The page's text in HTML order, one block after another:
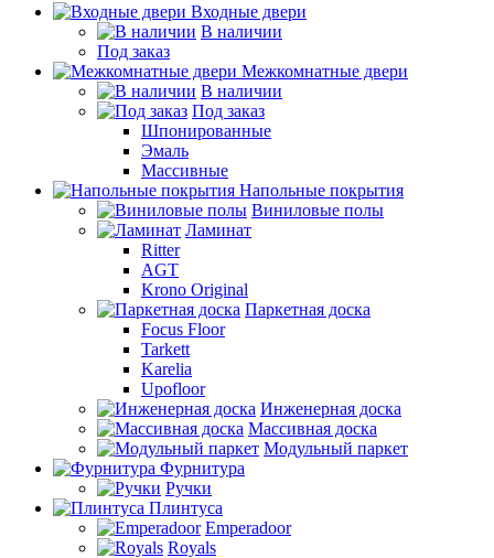
Входные двери
В наличии
Под заказ
Межкомнатные двери
В наличии
Под заказ
Шпонированные
Эмаль
Массивные
Напольные покрытия
Виниловые полы
Ламинат
Ritter
AGT
Krono Original
Паркетная доска
Focus Floor
Tarkett
Karelia
Upofloor
Инженерная доска
Массивная доска
Модульный паркет
Фурнитура
Ручки
Плинтуса
Emperadoor
Royals